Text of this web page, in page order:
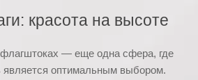
красота на высоте
— еще одна сфера, где
является оптимальным выбором.